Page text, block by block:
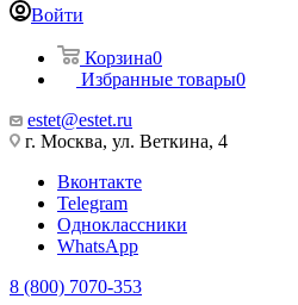
Войти
Корзина0
Избранные товары0
estet@estet.ru
г. Москва, ул. Веткина, 4
Вконтакте
Telegram
Одноклассники
WhatsApp
8 (800) 7070-353